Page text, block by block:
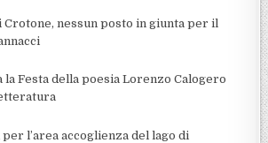
Crotone, nessun posto in giunta per il
la Festa della poesia Lorenzo Calogero
l’area accoglienza del lago di